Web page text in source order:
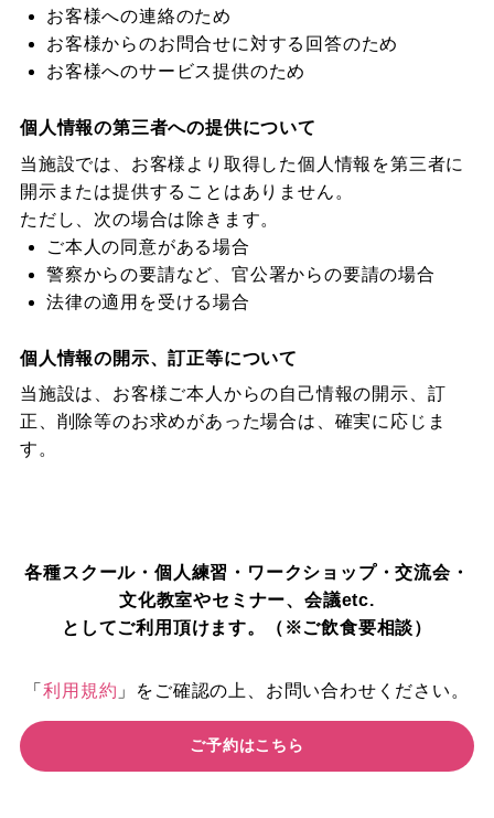
お客様への連絡のため
お客様からのお問合せに対する回答のため
お客様へのサービス提供のため
個人情報の第三者への提供について
当施設では、お客様より取得した個人情報を第三者に
開示または提供することはありません。
ただし、次の場合は除きます。
ご本人の同意がある場合
警察からの要請など、官公署からの要請の場合
法律の適用を受ける場合
個人情報の開示、訂正等について
当施設は、お客様ご本人からの自己情報の開示、訂
正、削除等のお求めがあった場合は、確実に応じま
す。
各種スクール・個人練習・ワークショップ・交流会・
文化教室やセミナー、会議etc.
としてご利用頂けます。（※ご飲食要相談）
「利用規約 」をご確認の上、お問い合わせください。
ご予約はこちら